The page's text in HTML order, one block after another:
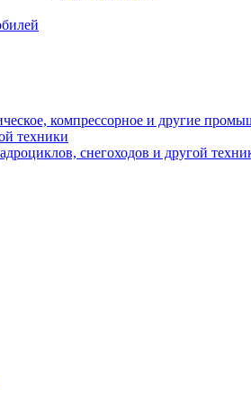
компрессорное и другие
техники
снегоходов и другой